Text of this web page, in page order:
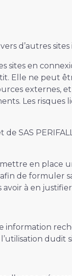
d’autres
en
Elle ne
externes,
Les
de SAS
en place
de formuler
à en justifier
dudit